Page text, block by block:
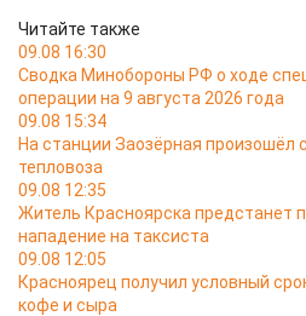
Читайте также
09.08 16:30
Сводка Минобороны РФ о ходе
операции на 9 августа 2026 года
09.08 15:34
На станции Заозёрная произошёл
тепловоза
09.08 12:35
Житель Красноярска предстанет
нападение на таксиста
09.08 12:05
Красноярец получил условный
кофе и сыра